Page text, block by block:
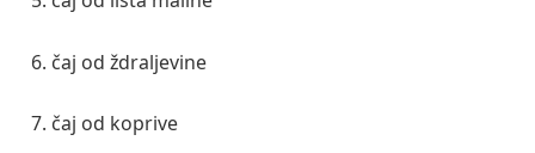
6. čaj od ždraljevine
7. čaj od koprive